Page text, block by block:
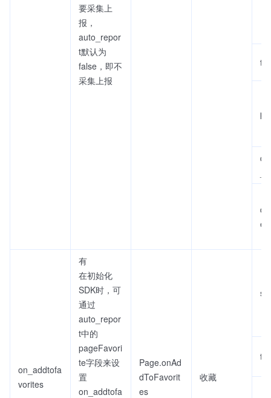
要采集上
报，
auto_repor
t默认为
false，即不
采集上报
on_addtofa
vorites
有
在初始化
SDK时，可
通过
auto_repor
t中的
pageFavori
te字段来设
置
on_addtofa
Page.onAd
dToFavorit
es
收藏